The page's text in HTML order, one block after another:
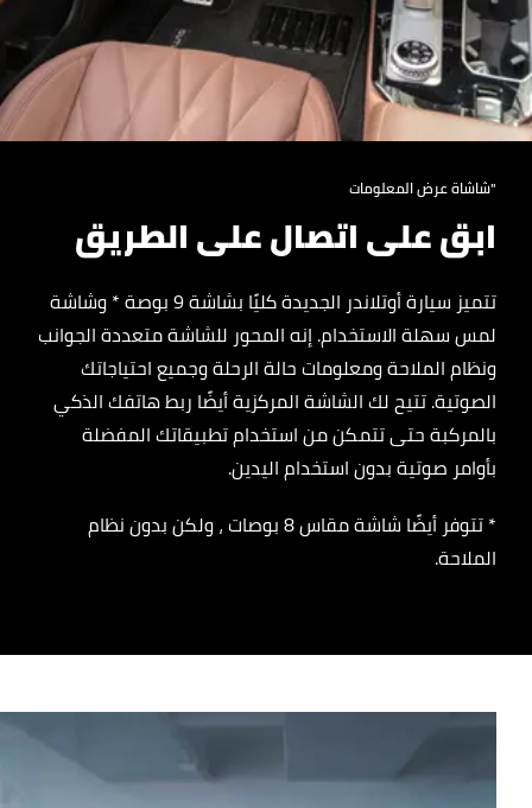
"شاشاة عرض المعلومات
ابق على اتصال على الطريق
تتميز سيارة أوتلاندر الجديدة كليًا بشاشة 9 بوصة * وشاشة
لمس سهلة الاستخدام. إنه المحور للشاشة متعددة الجوانب
ونظام الملاحة ومعلومات حالة الرحلة وجميع احتياجاتك
الصوتية. تتيح لك الشاشة المركزية أيضًا ربط هاتفك الذكي
بالمركبة حتى تتمكن من استخدام تطبيقاتك المفضلة
بأوامر صوتية بدون استخدام اليدين.
* تتوفر أيضًا شاشة مقاس 8 بوصات ، ولكن بدون نظام
الملاحة.